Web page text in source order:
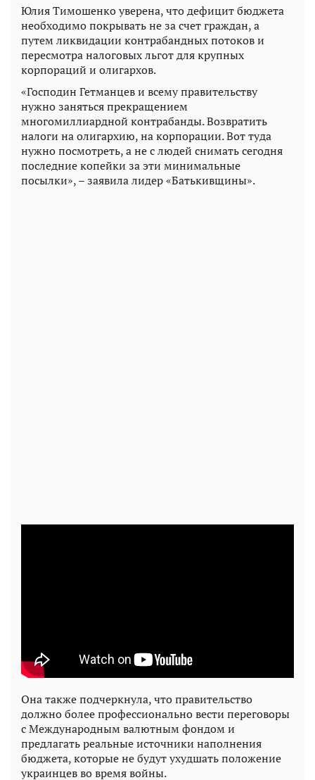
Юлия Тимошенко уверена, что дефицит бюджета
необходимо покрывать не за счет граждан, а
путем ликвидации контрабандных потоков и
пересмотра налоговых льгот для крупных
корпораций и олигархов.
«Господин Гетманцев и всему правительству
нужно заняться прекращением
многомиллиардной контрабанды. Возвратить
налоги на олигархию, на корпорации. Вот туда
нужно посмотреть, а не с людей снимать сегодня
последние копейки за эти минимальные
посылки», – заявила лидер «Батькивщины».
Она также подчеркнула, что правительство
должно более профессионально вести переговоры
с Международным валютным фондом и
предлагать реальные источники наполнения
бюджета, которые не будут ухудшать положение
украинцев во время войны.